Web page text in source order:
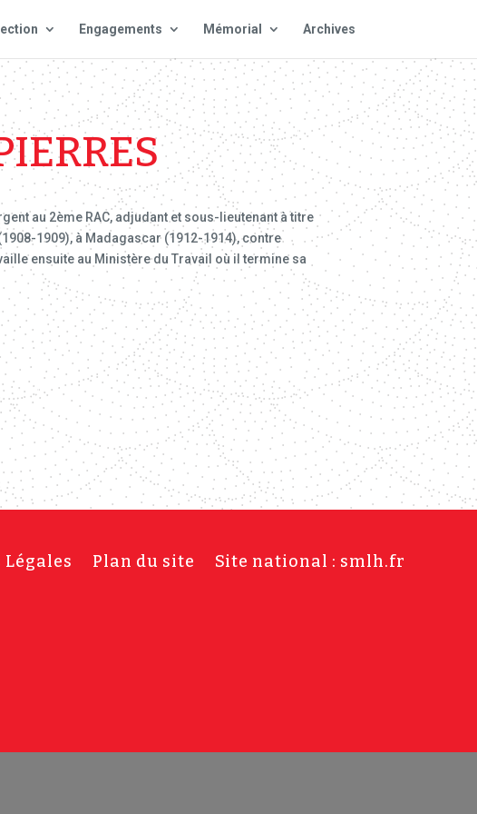
Engagements Mémorial Archives
au 2ème RAC, adjudant et sous-lieutenant à titre
1909), à Madagascar (1912-1914), contre
ensuite au Ministère du Travail où il termine sa
Plan du site Site national : smlh.fr